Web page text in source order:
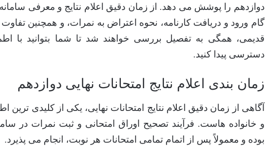
دوازدهم را پوشش می دهد. از زمان دقیق اعلام نتایج و معرفی
گام ورود و دریافت کارنامه، نحوه اعتراض به نمرات، و همچنین
قدیمی، همگی به تفصیل بررسی خواهند شد تا شما بتوانید با
دسترسی پیدا کنید.
زمان بندی اعلام نتایج امتحانات نهایی دوازدهم
آگاهی از زمان دقیق اعلام نتایج امتحانات نهایی، یکی از کلیدی ترین
و خانواده هاست. فرآیند تصحیح اوراق امتحانی و ثبت نمرات در
بوده و معمولاً پس از اتمام تمامی امتحانات هر نوبت، انجام می پذیرد.